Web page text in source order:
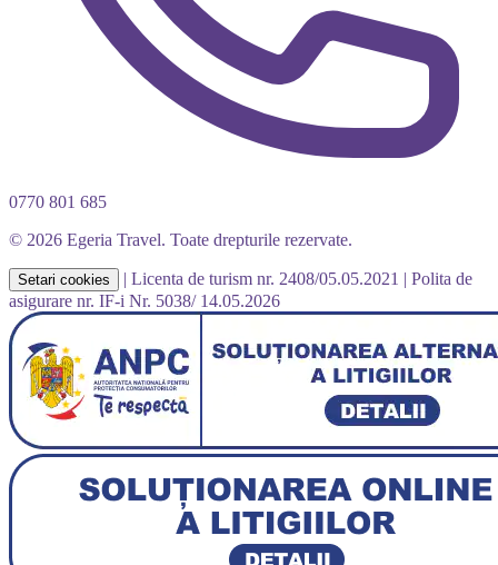
0770 801 685
© 2026 Egeria Travel. Toate drepturile rezervate.
Setari cookies | Licenta de turism nr. 2408/05.05.2021 | Polita de
asigurare nr. IF-i Nr. 5038/ 14.05.2026